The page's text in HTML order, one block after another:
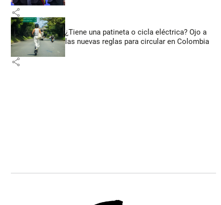
share
¿Tiene una patineta o cicla eléctrica? Ojo a
las nuevas reglas para circular en Colombia
share